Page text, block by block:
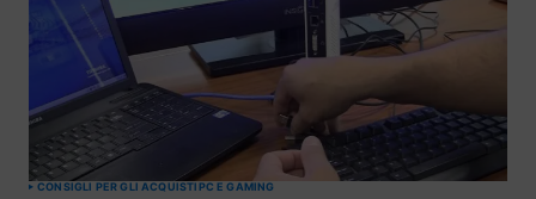
CONSIGLI PER GLI ACQUISTIPC E GAMING